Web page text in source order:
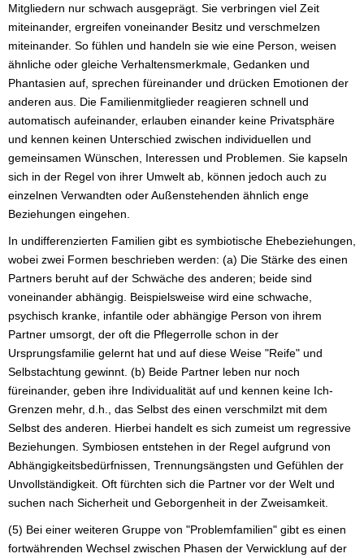
Mitgliedern nur schwach ausgeprägt. Sie verbringen viel Zeit
miteinander, ergreifen voneinander Besitz und verschmelzen
miteinander. So fühlen und handeln sie wie eine Person, weisen
ähnliche oder gleiche Verhaltensmerkmale, Gedanken und
Phantasien auf, sprechen füreinander und drücken Emotionen der
anderen aus. Die Familienmitglieder reagieren schnell und
automatisch aufeinander, erlauben einander keine Privatsphäre
und kennen keinen Unterschied zwischen individuellen und
gemeinsamen Wünschen, Interessen und Problemen. Sie kapseln
sich in der Regel von ihrer Umwelt ab, können jedoch auch zu
einzelnen Verwandten oder Außenstehenden ähnlich enge
Beziehungen eingehen.
In undifferenzierten Familien gibt es symbiotische Ehebeziehungen,
wobei zwei Formen beschrieben werden: (a) Die Stärke des einen
Partners beruht auf der Schwäche des anderen; beide sind
voneinander abhängig. Beispielsweise wird eine schwache,
psychisch kranke, infantile oder abhängige Person von ihrem
Partner umsorgt, der oft die Pflegerrolle schon in der
Ursprungsfamilie gelernt hat und auf diese Weise "Reife" und
Selbstachtung gewinnt. (b) Beide Partner leben nur noch
füreinander, geben ihre Individualität auf und kennen keine Ich-
Grenzen mehr, d.h., das Selbst des einen verschmilzt mit dem
Selbst des anderen. Hierbei handelt es sich zumeist um regressive
Beziehungen. Symbiosen entstehen in der Regel aufgrund von
Abhängigkeitsbedürfnissen, Trennungsängsten und Gefühlen der
Unvollständigkeit. Oft fürchten sich die Partner vor der Welt und
suchen nach Sicherheit und Geborgenheit in der Zweisamkeit.
(5) Bei einer weiteren Gruppe von "Problemfamilien" gibt es einen
fortwährenden Wechsel zwischen Phasen der Verwicklung auf der